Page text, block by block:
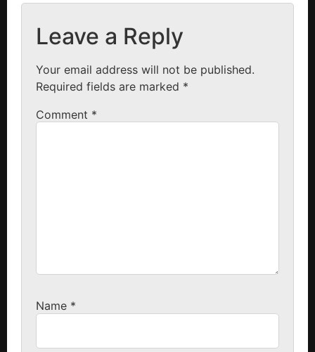
Leave a Reply
Your email address will not be published.
Required fields are marked *
Comment *
Name *